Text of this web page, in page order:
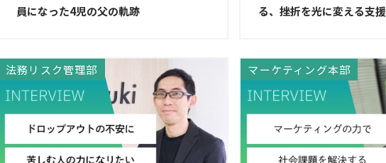
員になった4児の父の軌跡
る、挫折を光に変える支援
法務リスク管理部 マーケティング本部